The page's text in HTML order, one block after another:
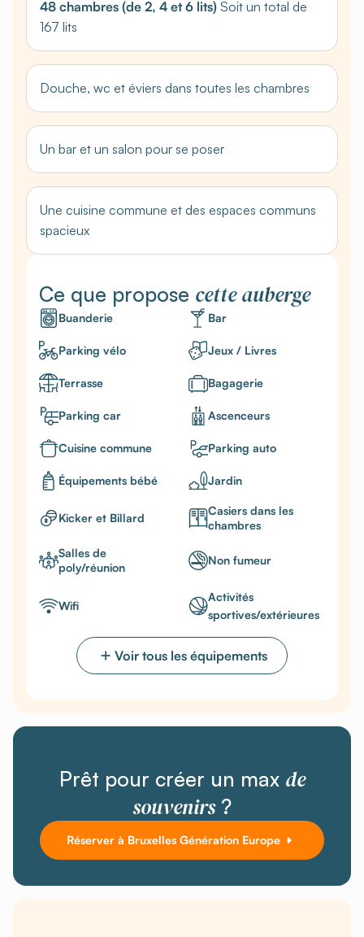
48 chambres (de 2, 4 et 6 lits) Soit un total de
167 lits
Douche, wc et éviers dans toutes les chambres
Un bar et un salon pour se poser
Une cuisine commune et des espaces communs
spacieux
Ce que propose cette auberge
Buanderie Bar
Parking vélo Jeux / Livres
Terrasse Bagagerie
Parking car Ascenceurs
Cuisine commune Parking auto
Équipements bébé Jardin
Kicker et Billard
Casiers dans les
chambres
Salles de
poly/réunion
Non fumeur
Wifi
Activités
sportives/extérieures
Voir tous les équipements
Prêt pour créer un max de
souvenirs?
Réserver à Bruxelles Génération Europe